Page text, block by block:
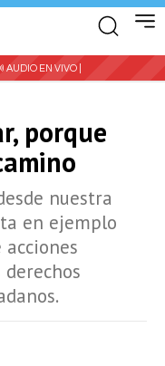
AUDIO EN VIVO |
porque
nuestra
en ejemplo
acciones